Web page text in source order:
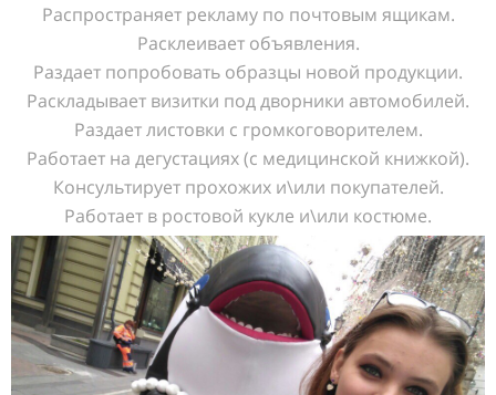
Распространяет рекламу по почтовым ящикам.
Расклеивает объявления.
Раздает попробовать образцы новой продукции.
Раскладывает визитки под дворники автомобилей.
Раздает листовки с громкоговорителем.
Работает на дегустациях (с медицинской книжкой).
Консультирует прохожих и\или покупателей.
Работает в ростовой кукле и\или костюме.